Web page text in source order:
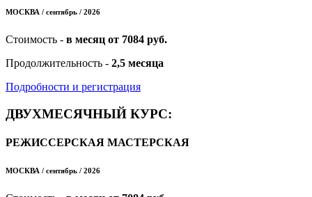
МОСКВА / сентябрь / 2026
Стоимость - в месяц от 7084 руб.
Продолжительность - 2,5 месяца
Подробности и регистрация
ДВУХМЕСЯЧНЫЙ КУРС:
РЕЖИССЕРСКАЯ МАСТЕРСКАЯ
МОСКВА / сентябрь / 2026